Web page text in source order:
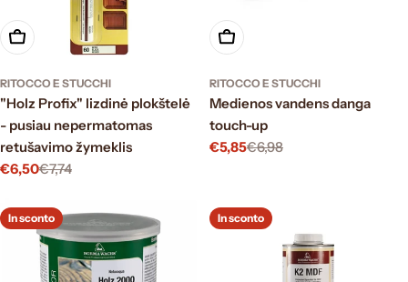
Scegli le opzioni
RITOCCO E STUCCHI
"Holz Profix" lizdinė plokštelė
- pusiau nepermatomas
retušavimo žymeklis
Prezzo
vendita
€6,50
Prezzo€7,74
Scegli le opzioni
RITOCCO E STUCCHI
Medienos vandens danga
touch-up
Prezzo
€5,85
Prezzo€6,98
In sconto In sconto